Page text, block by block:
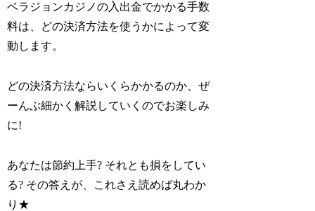
ベラジョンカジノの入出金でかかる手数
料は、どの決済方法を使うかによって変
動します。
どの決済方法ならいくらかかるのか、ぜ
ーんぶ細かく解説していくのでお楽しみ
に!
あなたは節約上手? それとも損をしてい
る? その答えが、これさえ読めば丸わか
り★